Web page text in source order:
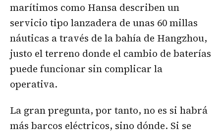
marítimos como Hansa describen un
servicio tipo lanzadera de unas 60 millas
náuticas a través de la bahía de Hangzhou,
justo el terreno donde el cambio de baterías
puede funcionar sin complicar la
operativa.
La gran pregunta, por tanto, no es si habrá
más barcos eléctricos, sino dónde. Si se